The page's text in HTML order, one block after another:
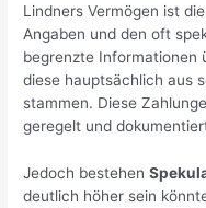
Lindners Vermögen ist
Angaben und den oft
begrenzte Informationen
diese hauptsächlich aus
stammen. Diese
geregelt und
Jedoch bestehen
deutlich höher sein